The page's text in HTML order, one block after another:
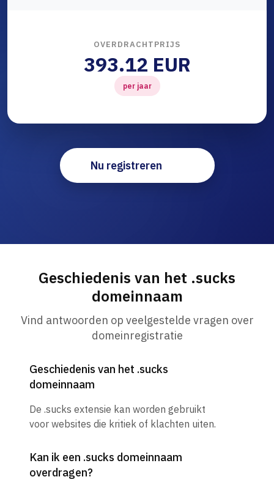
OVERDRACHTPRIJS
393.12 EUR
per jaar
Nu registreren
Geschiedenis van het .sucks
domeinnaam
Vind antwoorden op veelgestelde vragen over
domeinregistratie
Geschiedenis van het .sucks
domeinnaam
De .sucks extensie kan worden gebruikt
voor websites die kritiek of klachten uiten.
Kan ik een .sucks domeinnaam
overdragen?